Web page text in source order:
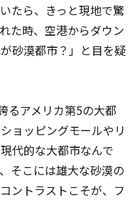
たら、きっと現地で驚
た時、空港からダウン
砂漠都市？」と目を疑
るアメリカ第5の大都
ョッピングモールやリ
代的な大都市なんで
そこには雄大な砂漠の
ントラストこそが、フ